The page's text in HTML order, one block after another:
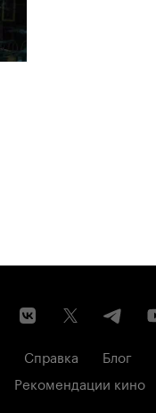
Справка Блог
Рекомендации кино